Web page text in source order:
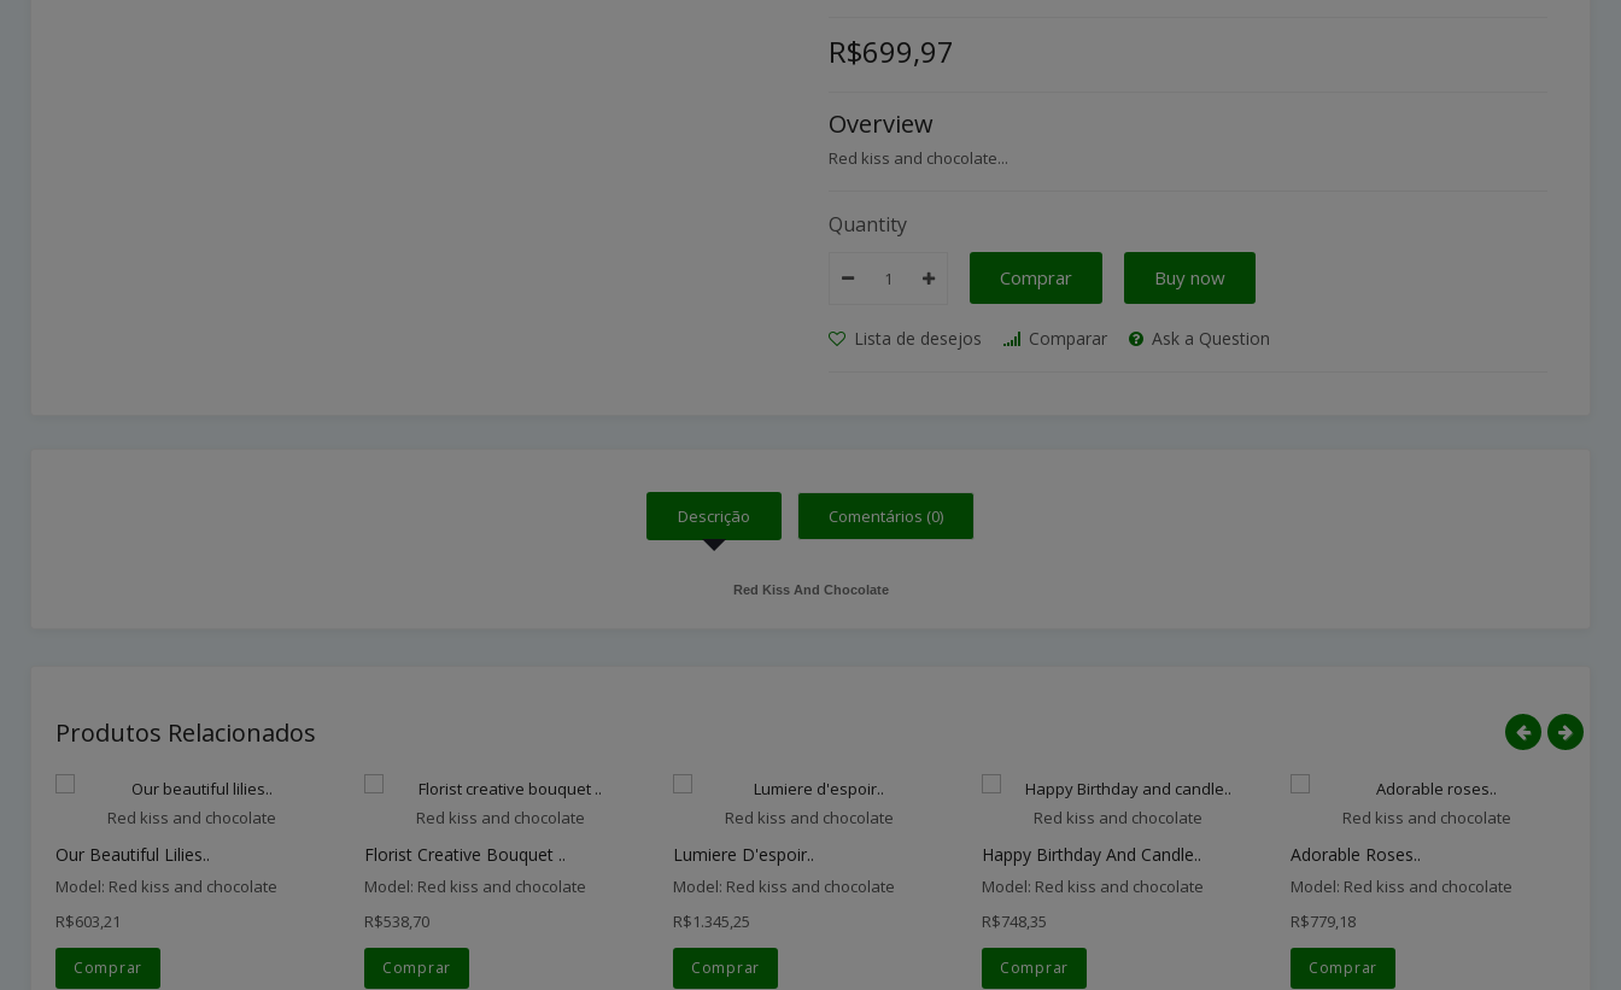
R$699,97
Overview
Red kiss and chocolate...
Quantity
Comprar Buy now
Lista de desejos Comparar Ask a Question
Descrição Comentários (0)
Red Kiss And Chocolate
Produtos Relacionados
Red kiss and chocolate
Our Beautiful Lilies..
Model: Red kiss and chocolate
R$603,21
Comprar
Red kiss and chocolate
Florist Creative Bouquet ..
Model: Red kiss and chocolate
R$538,70
Comprar
Red kiss and chocolate
Lumiere D'espoir..
Model: Red kiss and chocolate
R$1.345,25
Comprar
Red kiss and chocolate
Happy Birthday And Candle..
Model: Red kiss and chocolate
R$748,35
Comprar
Red kiss and chocolate
Adorable Roses..
Model: Red kiss and chocolate
R$779,18
Comprar